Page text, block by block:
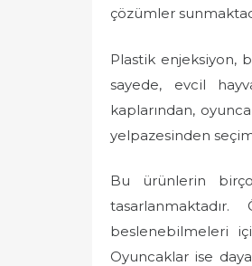
çözümler
Plastik enjeksiyon,
sayede, evcil
kaplarından,
yelpazesinden
Bu ürünlerin
beslenebilmeleri
Oyuncaklar ise